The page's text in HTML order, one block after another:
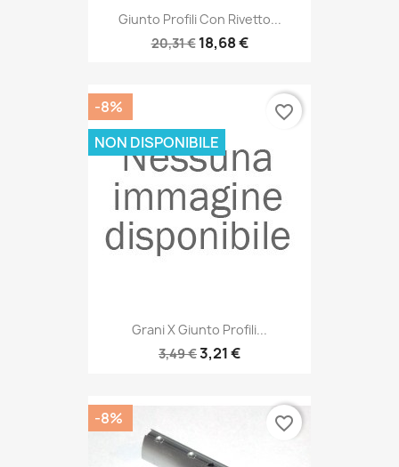
Giunto Profili Con Rivetto...
20,31 € 18,68 €
Grani X Giunto Profili...
3,49 €3,21 €
-8%
NON DISPONIBILE
favorite_border
-8% favorite_border